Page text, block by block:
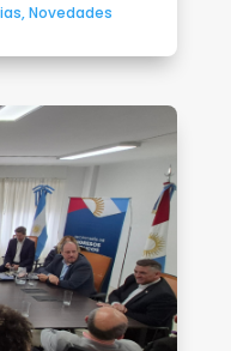
,Novedades